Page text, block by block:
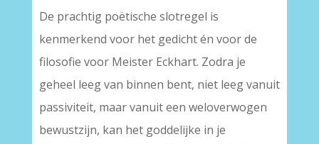
De prachtig poëtische slotregel is
kenmerkend voor het gedicht én voor de
filosofie voor Meister Eckhart. Zodra je
geheel leeg van binnen bent, niet leeg vanuit
passiviteit, maar vanuit een weloverwogen
bewustzijn, kan het goddelijke in je